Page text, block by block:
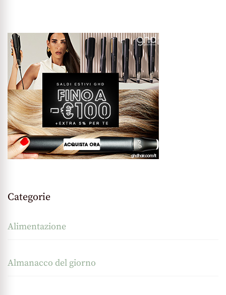
Categorie
Alimentazione
Almanacco del giorno